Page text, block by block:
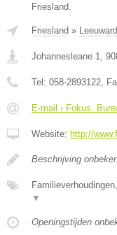
Friesland.
Friesland »
Johannesleane 1,
Tel: 058-2893122,
E-mail › Fokus.
Website: http://
Beschrijving
▼
Openingstijden